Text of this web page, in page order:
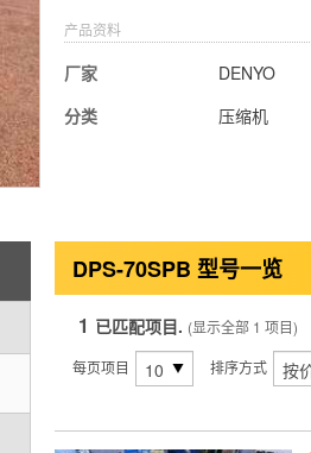
产品资料
厂家
DENYO
分类
压缩机
DPS-70SPB 型号一览
1 已匹配项目. (显示全部 1 项目)
每页项目
排序方式